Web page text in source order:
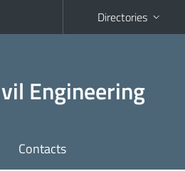
Directories
Engineering
Contacts